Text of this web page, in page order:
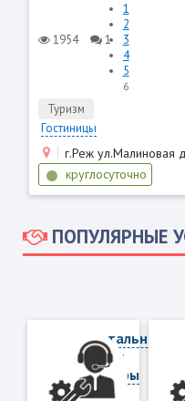
1954 1
1
2
3
4
5
6
Туризм
Гостиницы
г.Реж ул.Малиновая
круглосуточно
ПОПУЛЯРНЫЕ
Капитальный
ремонт
квартиры